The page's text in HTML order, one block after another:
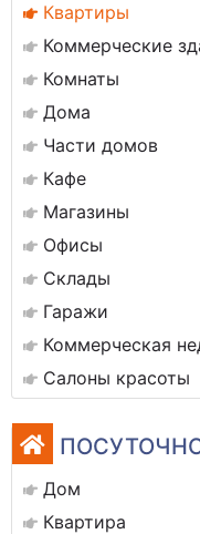
Квартиры
Коммерческие
Комнаты
Дома
Части домов
Кафе
Магазины
Офисы
Склады
Гаражи
Коммерческая
Салоны красоты
Дом
Квартира